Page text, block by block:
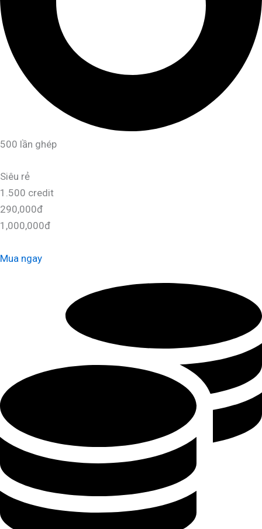
500 lần ghép
Siêu rẻ
1.500 credit
290,000đ
1,000,000đ
Mua ngay